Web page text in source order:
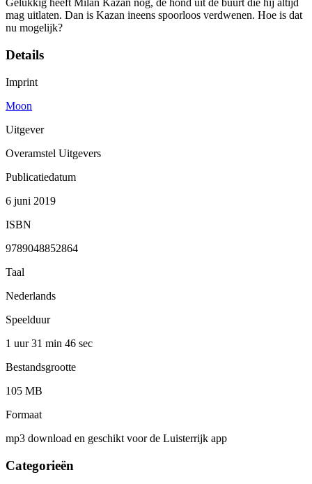
Gelukkig heeft Milan Kazan nog, de hond uit de buurt die hij altijd
mag uitlaten. Dan is Kazan ineens spoorloos verdwenen. Hoe is dat
nu mogelijk?
Details
Imprint
Moon
Uitgever
Overamstel Uitgevers
Publicatiedatum
6 juni 2019
ISBN
9789048852864
Taal
Nederlands
Speelduur
1 uur 31 min 46 sec
Bestandsgrootte
105 MB
Formaat
mp3 download en geschikt voor de Luisterrijk app
Categorieën